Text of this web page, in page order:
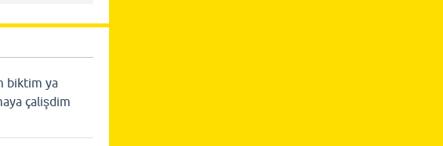
biktim ya
çalişdim